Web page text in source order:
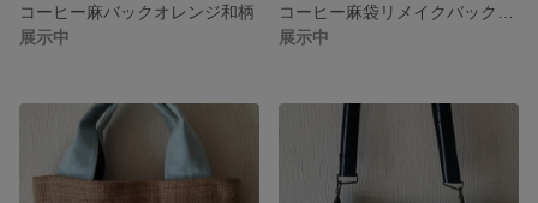
コーヒー麻バックオレンジ和柄
展示中
展示中